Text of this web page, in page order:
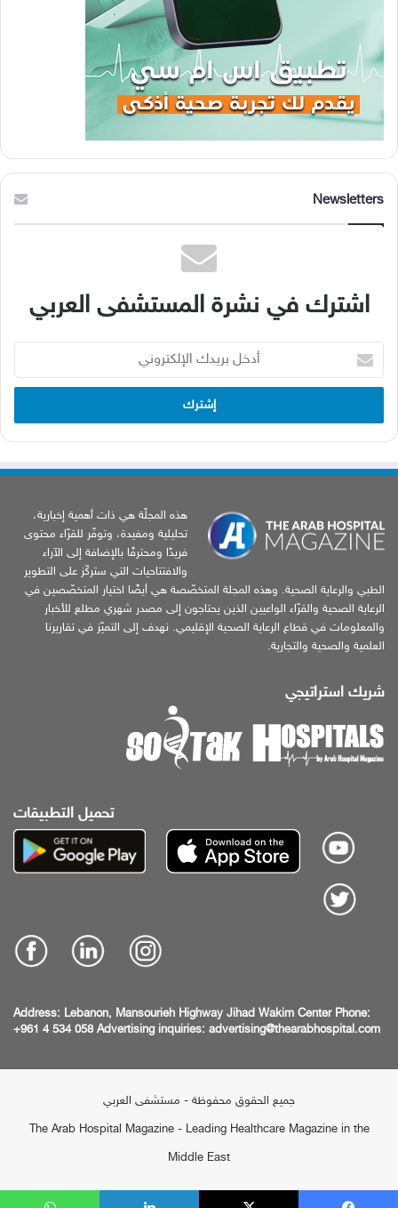
Newsletters
اشترك في نشرة المستشفى العربي
بريدك
الإلكتروني
هذه المجلّة هي ذات أهمية إخبارية،
تحليلية ومفيدة، وتوفّر للقرّاء محتوى
فريدًا ومحترفًا بالإضافة إلى الآراء
والافتتاحيات التي ستركّز على التطوير
الطبي والرعاية الصحية. وهذه المجلة المتخصّصة هي أيضًا اختيار المتخصّصين في
الرعاية الصحية والقرّاء الواعيين الذين يحتاجون إلى مصدر شهري مطلع للأخبار
والمعلومات في قطاع الرعاية الصحية الإقليمي. نهدف إلى التميّز في تقاريرنا
العلمية والصحية والتجارية.
شريك استراتيجي
تحميل التطبيقات
Address: Lebanon, Mansourieh Highway Jihad Wakim Center Phone:
+961 4 534 058 Advertising inquiries: advertising@thearabhospital.com
جميع الحقوق محفوظة - مستشفى العربي
The Arab Hospital Magazine - Leading Healthcare Magazine in the
Middle East